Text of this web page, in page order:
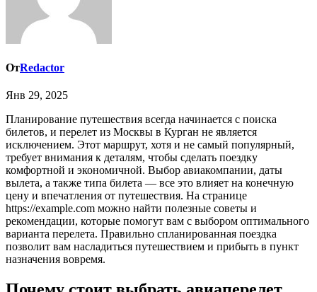
ОтRedactor
Янв 29, 2025
Планирование путешествия всегда начинается с поиска
билетов, и перелет из Москвы в Курган не является
исключением. Этот маршрут, хотя и не самый популярный,
требует внимания к деталям, чтобы сделать поездку
комфортной и экономичной. Выбор авиакомпании, даты
вылета, а также типа билета — все это влияет на конечную
цену и впечатления от путешествия. На странице
https://example.com можно найти полезные советы и
рекомендации, которые помогут вам с выбором оптимального
варианта перелета. Правильно спланированная поездка
позволит вам насладиться путешествием и прибыть в пункт
назначения вовремя.